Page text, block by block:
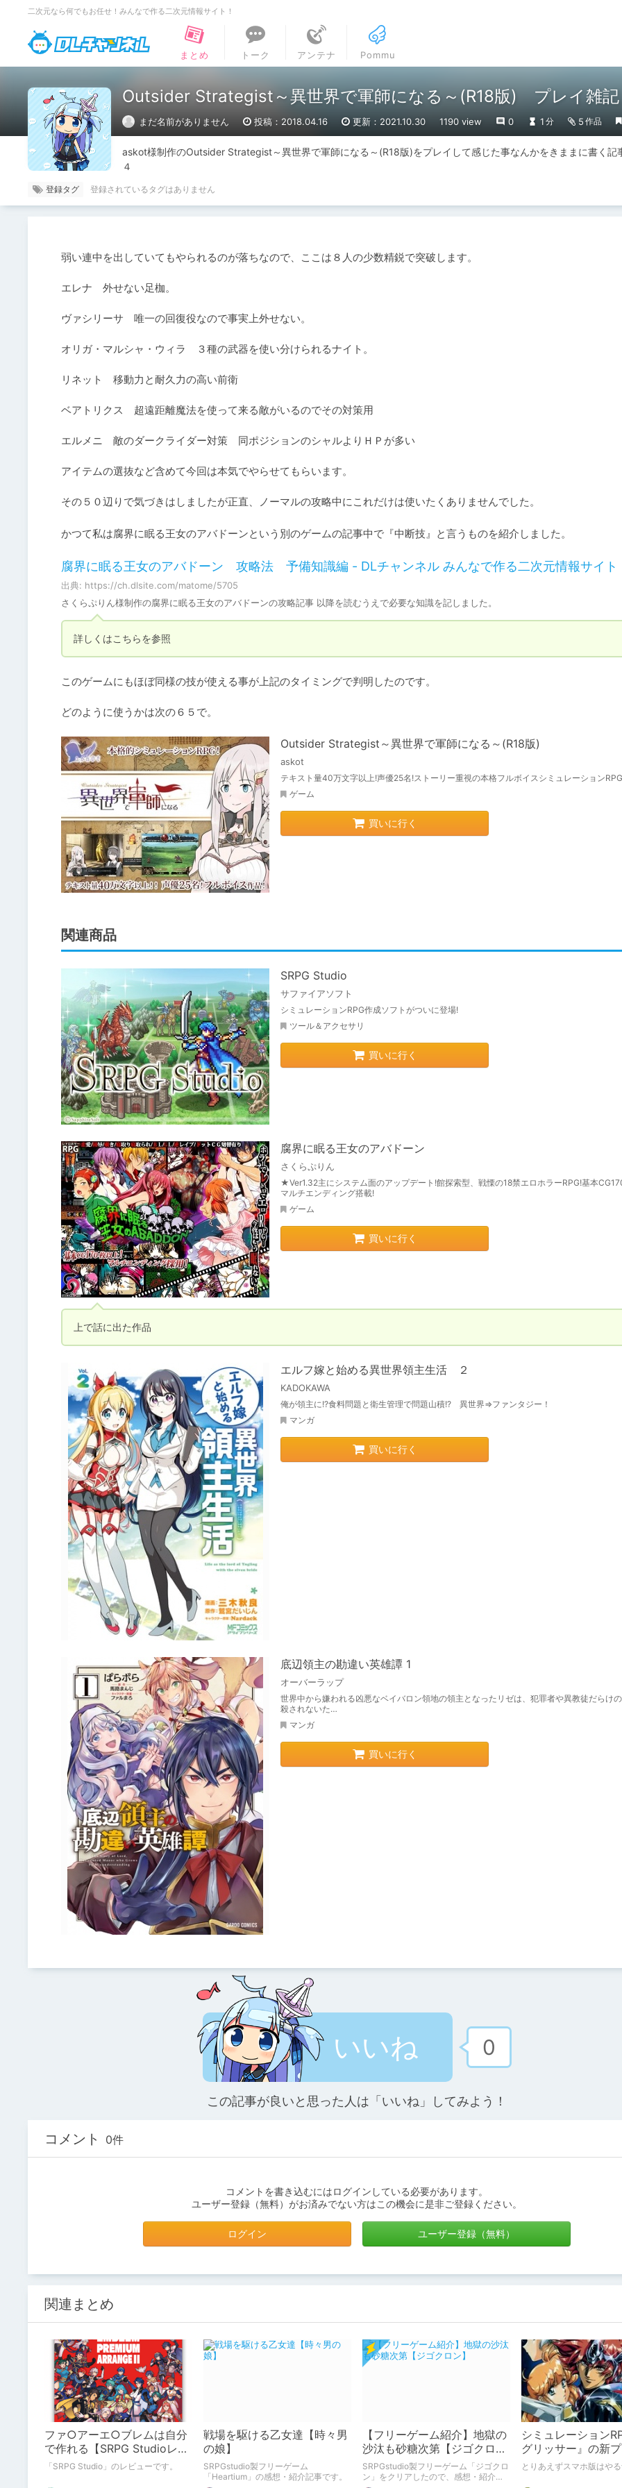
二次元なら何でもお任せ！みんなで作る二次元情報サイト！
DLチャンネル
まとめ
トーク アンテナ Pommu
Outsider Strategist～異世界で軍師になる～(R18版) プレイ雑
まだ名前がありません 投稿：2018.04.16 更新：2021.10.30 1190 view 0 1 分 5 作品
askot様制作のOutsider Strategist～異世界で軍師になる～(R18版)をプレイして感じた事なんかをきままに書く記
４
登録タグ
弱い連中を出していてもやられるのが落ちなので、ここは８人の少数精鋭で突破します。
エレナ　外せない足枷。
ヴァシリーサ　唯一の回復役なので事実上外せない。
オリガ・マルシャ・ウィラ　３種の武器を使い分けられるナイト。
リネット　移動力と耐久力の高い前衛
ベアトリクス　超遠距離魔法を使って来る敵がいるのでその対策用
エルメニ　敵のダークライダー対策　同ポジションのシャルよりＨＰが多い
アイテムの選抜など含めて今回は本気でやらせてもらいます。
その５０辺りで気づきはしましたが正直、ノーマルの攻略中にこれだけは使いたくありませんでした。
かつて私は腐界に眠る王女のアバドーンという別のゲームの記事中で『中断技』と言うものを紹介しました。
腐界に眠る王女のアバドーン 攻略法 予備知識編 - DLチャンネル みんなで作る二次元情報サイト
出典: https://ch.dlsite.com/matome/5705
さくらぷりん様制作の腐界に眠る王女のアバドーンの攻略記事 以降を読むうえで必要な知識を記しました。
詳しくはこちらを参照
このゲームにもほぼ同様の技が使える事が上記のタイミングで判明したのです。
どのように使うかは次の６５で。
Outsider Strategist～異世界で軍師になる～(R18版)
askot
テキスト量40万文字以上!声優25名!ストーリー重視の本格フルボイスシミュレーション
ゲーム
買いに行く
関連商品
SRPG Studio
サファイアソフト
シミュレーションRPG作成ソフトがついに登場!
ツール＆アクセサリ
買いに行く
腐界に眠る王女のアバドーン
さくらぷりん
★Ver1.32主にシステム面のアップデート!館探索型、戦慄の18禁エロホラーRPG!基本
マルチエンディング搭載!
ゲーム
買いに行く
上で話に出た作品
エルフ嫁と始める異世界領主生活 ２
KADOKAWA
俺が領主に!?食料問題と衛生管理で問題山積!? 異世界⇒ファンタジー！
マンガ
買いに行く
底辺領主の勘違い英雄譚 1
オーバーラップ
世界中から嫌われる凶悪なベイバロン領地の領主となったリゼは、犯罪者や異教徒だらけ
殺されないた…
マンガ
買いに行く
いいね 0
この記事が良いと思った人は「いいね」してみよう！
コメント 0件
コメントを書き込むにはログインしている必要があります。
ユーザー登録（無料）がお済みでない方はこの機会に是非ご登録ください。
ログイン ユーザー登録（無料）
関連まとめ
ファ○アーエ○ブレムは自分
で作れる【SRPG Studioレビ
ュー】
「SRPG Studio」のレビューです。
戦場を駆ける乙女達【時々男
の娘】
SRPGstudio製フリーゲーム
「Heartium」の感想・紹介記事です。
【フリーゲーム紹介】地獄の
沙汰も砂糖次第【ジゴクロ
ン】
SRPGstudio製フリーゲーム「ジゴクロ
ン」をクリアしたので、感想・紹介記
シミュレーション
グリッサー』の新
トをやるらしい
とりあえずスマホ版はや